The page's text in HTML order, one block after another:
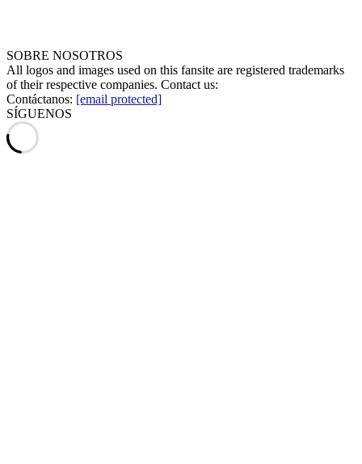
SOBRE NOSOTROS
All logos and images used on this fansite are registered trademarks
of their respective companies. Contact us:
Contáctanos: [email protected]
SÍGUENOS